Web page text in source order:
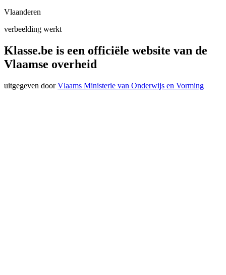
Vlaanderen
verbeelding werkt
Klasse.be is een officiële website van de
Vlaamse overheid
uitgegeven doorVlaams Ministerie van Onderwijs en Vorming